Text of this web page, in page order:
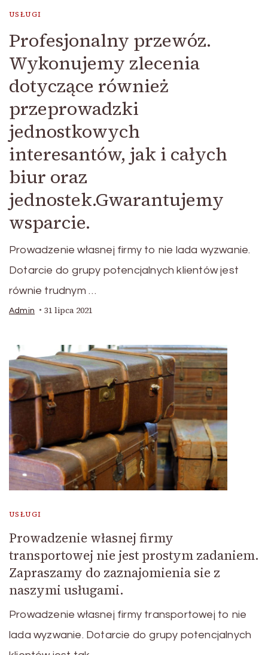
USŁUGI
Profesjonalny przewóz.
Wykonujemy zlecenia
dotyczące również
przeprowadzki
jednostkowych
interesantów, jak i całych
biur oraz
jednostek.Gwarantujemy
wsparcie.
Prowadzenie własnej firmy to nie lada wyzwanie.
Dotarcie do grupy potencjalnych klientów jest
równie trudnym …
Admin 31 lipca 2021
USŁUGI
Prowadzenie własnej firmy
transportowej nie jest prostym zadaniem.
Zapraszamy do zaznajomienia sie z
naszymi usługami.
Prowadzenie własnej firmy transportowej to nie
lada wyzwanie. Dotarcie do grupy potencjalnych